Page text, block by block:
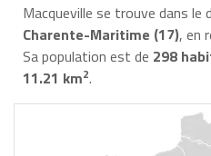
Macqueville se trouve dans le
Charente-Maritime (17), en
Sa population est de 298
11.21 km2.